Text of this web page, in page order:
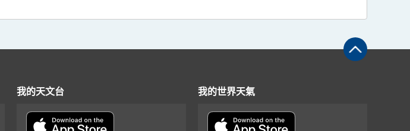
我的天文台 我的世界天氣